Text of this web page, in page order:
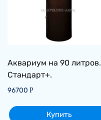
Аквариум на 90 литров.
Стандарт+.
96700 Р
Купить